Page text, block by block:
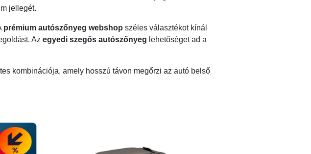
jellegét.
prémium autószőnyeg webshop széles választékot kínál
Azegyedi szegős autószőnyeg lehetőséget ad a
kombinációja, amely hosszú távon megőrzi az autó belső